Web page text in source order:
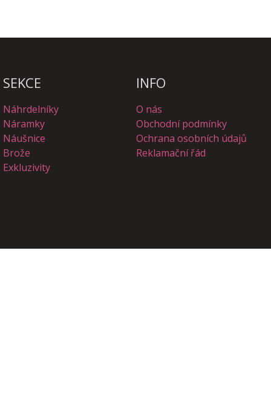
SEKCE INFO
Náhrdelníky
Náramky
Náušnice
Brože
Exkluzivity
O nás
Obchodní podmínky
Ochrana osobních údajů
Reklamační řád